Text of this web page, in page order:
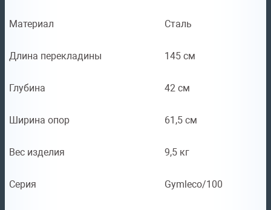
Материал Сталь
Длина перекладины 145 см
Глубина 42 см
Ширина опор 61,5 см
Вес изделия 9,5 кг
Серия Gymleco/100